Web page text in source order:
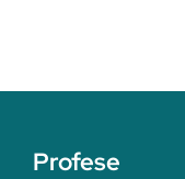
Profese